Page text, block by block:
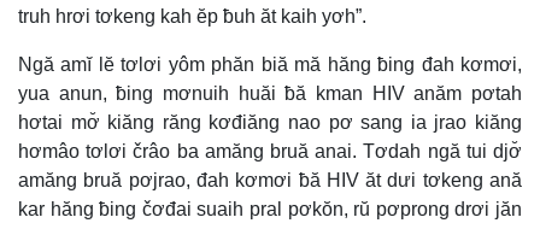
truh hrơi tơkeng kah ĕp ƀuh ăt kaih yơh”.
Ngă amĭ lĕ tơlơi yôm phăn biă mă hăng ƀing đah kơmơi,
yua anun, ƀing mơnuih huăi ƀă kman HIV anăm pơtah
hơtai mơ̆ kiăng răng kơđiăng nao pơ sang ia jrao kiăng
hơmâo tơlơi črâo ba amăng bruă anai. Tơdah ngă tui djơ̆
amăng bruă pơjrao, đah kơmơi ƀă HIV ăt dưi tơkeng ană
kar hăng ƀing čơđai suaih pral pơkŏn, rŭ pơprong drơi jăn